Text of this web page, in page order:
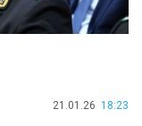
21.01.26 18:23